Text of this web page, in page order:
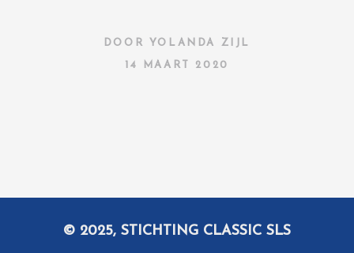
DOOR YOLANDA ZIJL
14 MAART 2020
© 2025, STICHTING CLASSIC SLS